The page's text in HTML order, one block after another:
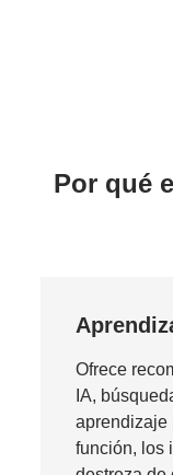
Por qué
Ofrece
IA,
aprendizaje
función, los